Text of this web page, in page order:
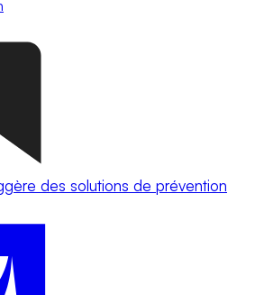
des solutions de prévention